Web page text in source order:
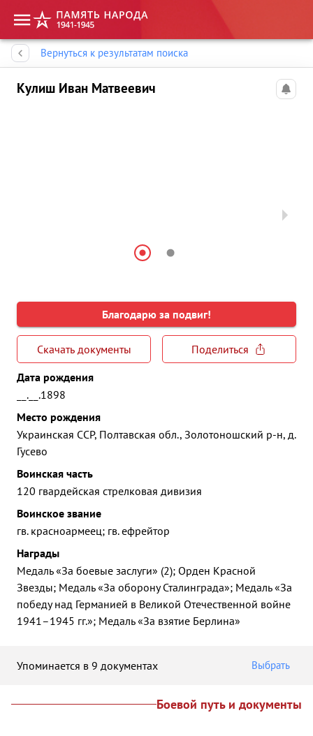
Вернуться к результатам поиска
Кулиш Иван Матвеевич
Благодарю за подвиг!
Скачать документы
Поделиться
Дата рождения
__.__.1898
Место рождения
Украинская ССР, Полтавская обл., Золотоношский р-н, д.
Гусево
Воинская часть
120 гвардейская стрелковая дивизия
Воинское звание
гв. красноармеец; гв. ефрейтор
Награды
Медаль «За боевые заслуги» (2); Орден Красной
Звезды; Медаль «За оборону Сталинграда»; Медаль «За
победу над Германией в Великой Отечественной войне
1941–1945 гг.»; Медаль «За взятие Берлина»
Упоминается в 9 документах Выбрать
Боевой путь и документы
Память народа